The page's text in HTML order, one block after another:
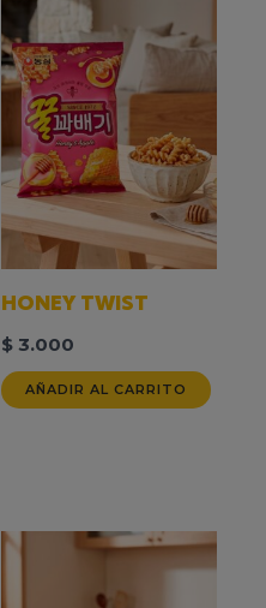
HONEY TWIST
$3.000
AÑADIR AL CARRITO